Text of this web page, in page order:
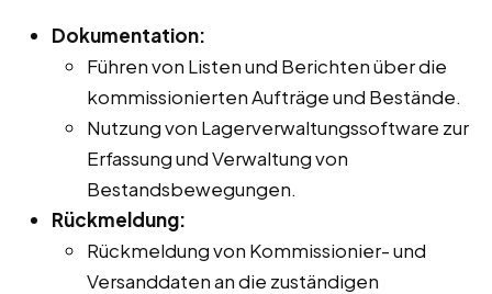
Dokumentation:
Führen von Listen und Berichten über die
kommissionierten Aufträge und Bestände.
Nutzung von Lagerverwaltungssoftware zur
Erfassung und Verwaltung von
Bestandsbewegungen.
Rückmeldung:
Rückmeldung von Kommissionier- und
Versanddaten an die zuständigen